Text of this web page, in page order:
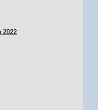
2022